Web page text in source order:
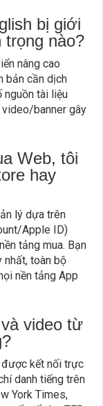
bị giới
trọng nào?
nâng cao
bản cần dịch
nguồn tài liệu
banner gây
Web, tôi
hay
lý dựa trên
Apple ID)
tảng mua. Bạn
nhất, toàn bộ
nền tảng App
video từ
được kết nối trực
danh tiếng trên
York Times,